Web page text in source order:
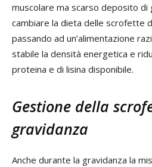
muscolare ma scarso deposito
cambiare la dieta delle scrofette
passando ad un’alimentazione
stabile la densità energetica e
proteina e di lisina disponibile.
Gestione della
gravidanza
Anche durante la gravidanza la